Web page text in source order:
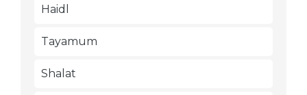
Haidl
Tayamum
Shalat